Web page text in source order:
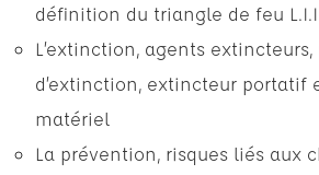
définition du triangle de feu L.I.I
L’extinction, agents extincteurs,
d’extinction, extincteur portatif
matériel
La prévention, risques liés aux